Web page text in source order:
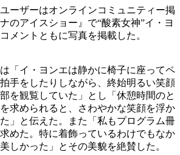
ーザーはオンラインコミュニティー掲
のアイスショー』で“酸素女神”イ・ヨ
メントともに写真を掲載した。
「イ・ヨンエは静かに椅子に座ってペ
手をしたりしながら、終始明るい笑顔
を観覧していた」とし「休憩時間のと
求められると、さわやかな笑顔を浮か
」と伝えた。また「私もプログラム冊
めた。特に着飾っているわけでもなか
しかった」とその美貌を絶賛した。